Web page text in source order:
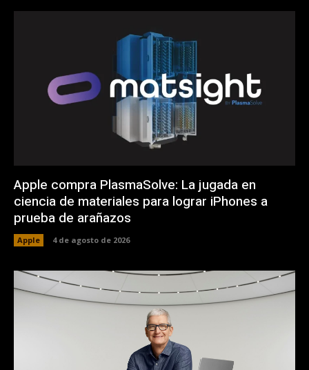
Apple compra PlasmaSolve: La jugada en
ciencia de materiales para lograr iPhones a
prueba de arañazos
Apple 4 de agosto de 2026